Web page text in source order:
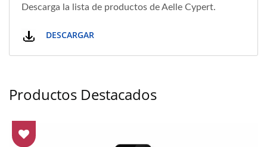
Descarga la lista de productos de Aelle Cypert.
DESCARGAR
Productos Destacados